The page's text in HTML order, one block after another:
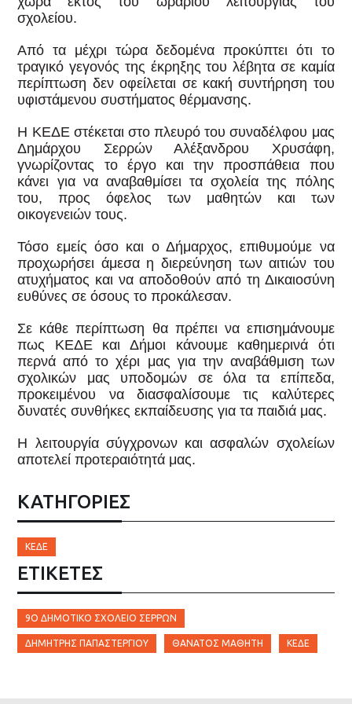
σχολείου.
Από τα μέχρι τώρα δεδομένα προκύπτει ότι το
τραγικό γεγονός της έκρηξης του λέβητα σε καμία
περίπτωση δεν οφείλεται σε κακή συντήρηση του
υφιστάμενου συστήματος θέρμανσης.
Η ΚΕΔΕ στέκεται στο πλευρό του συναδέλφου μας
Δημάρχου Σερρών Αλέξανδρου Χρυσάφη,
γνωρίζοντας το έργο και την προσπάθεια που
κάνει για να αναβαθμίσει τα σχολεία της πόλης
του, προς όφελος των μαθητών και των
οικογενειών τους.
Τόσο εμείς όσο και ο Δήμαρχος, επιθυμούμε να
προχωρήσει άμεσα η διερεύνηση των αιτιών του
ατυχήματος και να αποδοθούν από τη Δικαιοσύνη
ευθύνες σε όσους το προκάλεσαν.
Σε κάθε περίπτωση θα πρέπει να επισημάνουμε
πως ΚΕΔΕ και Δήμοι κάνουμε καθημερινά ότι
περνά από το χέρι μας για την αναβάθμιση των
σχολικών μας υποδομών σε όλα τα επίπεδα,
προκειμένου να διασφαλίσουμε τις καλύτερες
δυνατές συνθήκες εκπαίδευσης για τα παιδιά μας.
Η λειτουργία σύγχρονων και ασφαλών σχολείων
αποτελεί προτεραιότητά μας.
ΚΑΤΗΓΟΡΙΕΣ
ΚΕΔΕ
ΕΤΙΚΈΤΕΣ
9Ο ΔΗΜΟΤΙΚΌ ΣΧΟΛΕΊΟ ΣΕΡΡΏΝ
ΔΗΜΗΤΡΗΣ ΠΑΠΑΣΤΕΡΓΊΟΥ ΘΆΝΑΤΟΣ ΜΑΘΗΤΉ ΚΕΔΕ